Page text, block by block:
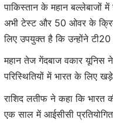
पाकिस्तान के महान बल्लेबाजों
अभी टेस्ट और 50 ओवर के
लिए उपयुक्त है कि उन्होंने टी20
महान तेज गेंदबाज वकार यूनिस
परिस्थितियों में भारत के लिए
राशिद लतीफ ने कहा कि भारत
एक साल में आईसीसी